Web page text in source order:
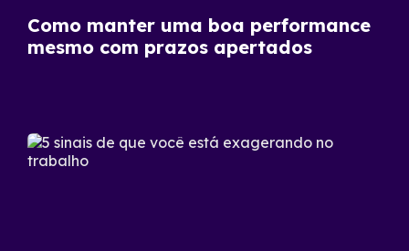
Como manter uma boa performance
mesmo com prazos apertados